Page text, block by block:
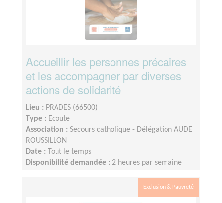
Accueillir les personnes précaires
et les accompagner par diverses
actions de solidarité
Lieu : PRADES (66500)
Type : Ecoute
Association : Secours catholique - Délégation AUDE
ROUSSILLON
Date :
Tout le temps
Disponibilité demandée : 2 heures par semaine
Exclusion & Pauvreté